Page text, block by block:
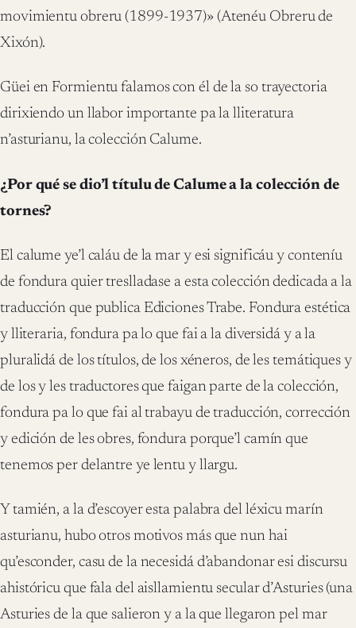
movimientu obreru (1899-1937)» (Atenéu Obreru de
Xixón).
Güei en Formientu falamos con él de la so trayectoria
dirixiendo un llabor importante pa la lliteratura
n’asturianu, la colección Calume.
¿Por qué se dio’l títulu de Calume a la colección de
tornes?
El calume ye’l caláu de la mar y esi significáu y conteníu
de fondura quier treslladase a esta colección dedicada a la
traducción que publica Ediciones Trabe. Fondura estética
y lliteraria, fondura pa lo que fai a la diversidá y a la
pluralidá de los títulos, de los xéneros, de les temátiques y
de los y les traductores que faigan parte de la colección,
fondura pa lo que fai al trabayu de traducción, corrección
y edición de les obres, fondura porque’l camín que
tenemos per delantre ye lentu y llargu.
Y tamién, a la d’escoyer esta palabra del léxicu marín
asturianu, hubo otros motivos más que nun hai
qu’esconder, casu de la necesidá d’abandonar esi discursu
ahistóricu que fala del aisllamientu secular d’Asturies (una
Asturies de la que salieron y a la que llegaron pel mar